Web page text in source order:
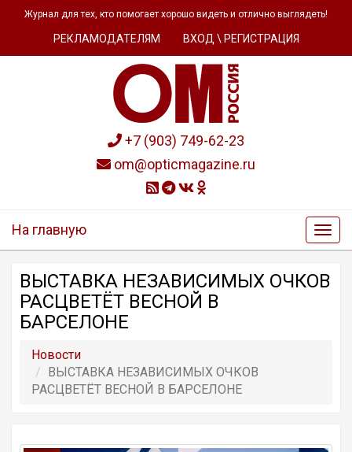
Журнал для тех, кто помогает хорошо видеть и отлично выглядеть!
РЕКЛАМОДАТЕЛЯМ ВХОД \ РЕГИСТРАЦИЯ
+7 (903) 749-62-23
om@opticmagazine.ru
На главную
ВЫСТАВКА НЕЗАВИСИМЫХ ОЧКОВ
РАСЦВЕТЁТ ВЕСНОЙ В
БАРСЕЛОНЕ
Новости
ВЫСТАВКА НЕЗАВИСИМЫХ ОЧКОВ
РАСЦВЕТЁТ ВЕСНОЙ В БАРСЕЛОНЕ